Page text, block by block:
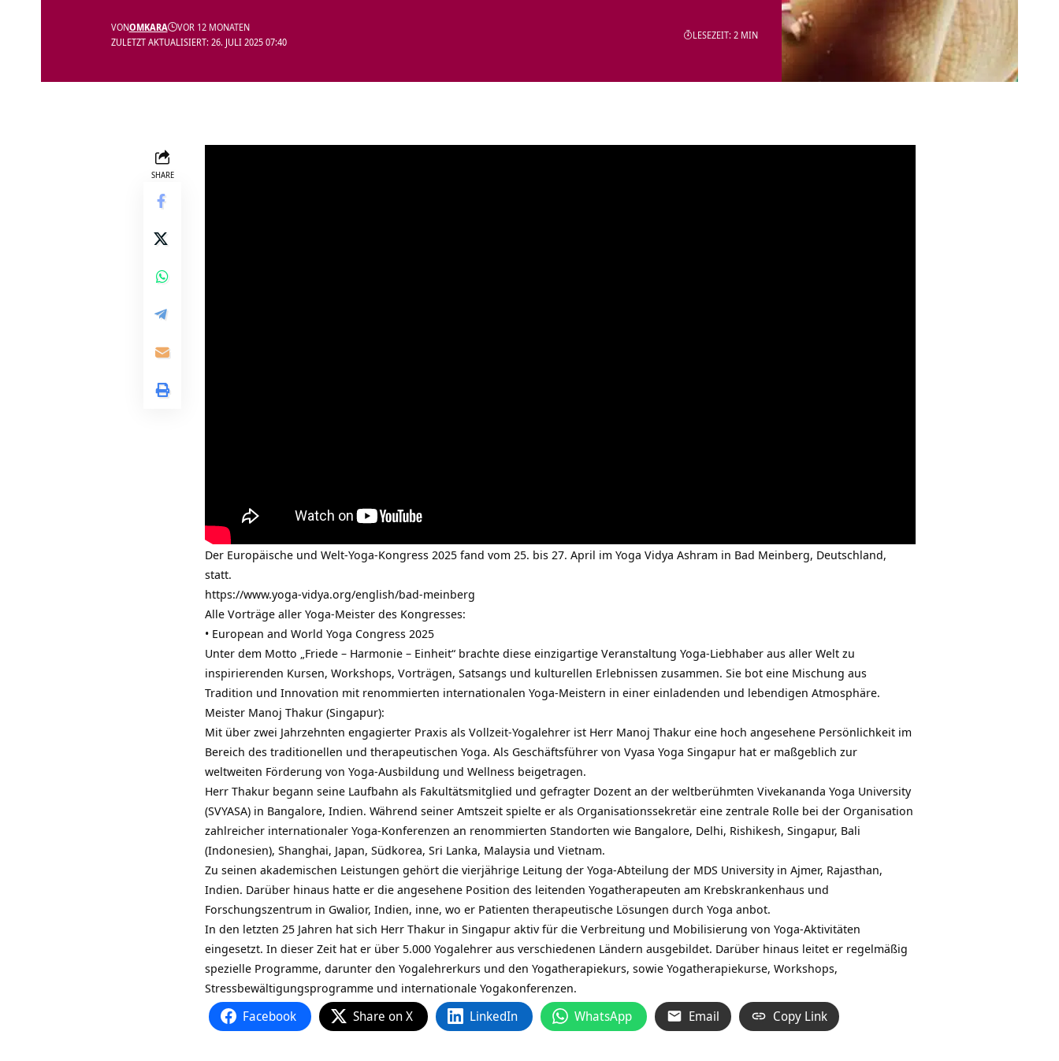
ZULETZT AKTUALISIERT: 26. JULI 2025 07:40
VONOMKARA VOR 12 MONATEN
LESEZEIT: 2 MIN
SHARE
Der Europäische und Welt-Yoga-Kongress 2025 fand vom 25. bis 27. April im Yoga Vidya Ashram in Bad Meinberg, Deutschland,
statt.
https://www.yoga-vidya.org/english/bad-meinberg
Alle Vorträge aller Yoga-Meister des Kongresses:
• European and World Yoga Congress 2025
Unter dem Motto „Friede – Harmonie – Einheit“ brachte diese einzigartige Veranstaltung Yoga-Liebhaber aus aller Welt zu
inspirierenden Kursen, Workshops, Vorträgen, Satsangs und kulturellen Erlebnissen zusammen. Sie bot eine Mischung aus
Tradition und Innovation mit renommierten internationalen Yoga-Meistern in einer einladenden und lebendigen Atmosphäre.
Meister Manoj Thakur (Singapur):
Mit über zwei Jahrzehnten engagierter Praxis als Vollzeit-Yogalehrer ist Herr Manoj Thakur eine hoch angesehene Persönlichkeit im
Bereich des traditionellen und therapeutischen Yoga. Als Geschäftsführer von Vyasa Yoga Singapur hat er maßgeblich zur
weltweiten Förderung von Yoga-Ausbildung und Wellness beigetragen.
Herr Thakur begann seine Laufbahn als Fakultätsmitglied und gefragter Dozent an der weltberühmten Vivekananda Yoga University
(SVYASA) in Bangalore, Indien. Während seiner Amtszeit spielte er als Organisationssekretär eine zentrale Rolle bei der Organisation
zahlreicher internationaler Yoga-Konferenzen an renommierten Standorten wie Bangalore, Delhi, Rishikesh, Singapur, Bali
(Indonesien), Shanghai, Japan, Südkorea, Sri Lanka, Malaysia und Vietnam.
Zu seinen akademischen Leistungen gehört die vierjährige Leitung der Yoga-Abteilung der MDS University in Ajmer, Rajasthan,
Indien. Darüber hinaus hatte er die angesehene Position des leitenden Yogatherapeuten am Krebskrankenhaus und
Forschungszentrum in Gwalior, Indien, inne, wo er Patienten therapeutische Lösungen durch Yoga anbot.
In den letzten 25 Jahren hat sich Herr Thakur in Singapur aktiv für die Verbreitung und Mobilisierung von Yoga-Aktivitäten
eingesetzt. In dieser Zeit hat er über 5.000 Yogalehrer aus verschiedenen Ländern ausgebildet. Darüber hinaus leitet er regelmäßig
spezielle Programme, darunter den Yogalehrerkurs und den Yogatherapiekurs, sowie Yogatherapiekurse, Workshops,
Stressbewältigungsprogramme und internationale Yogakonferenzen.
Facebook Share on X LinkedIn WhatsApp Email Copy Link